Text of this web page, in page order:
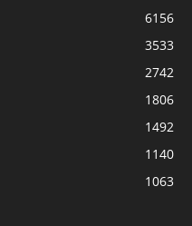
6156
3533
2742
1806
1492
1140
1063